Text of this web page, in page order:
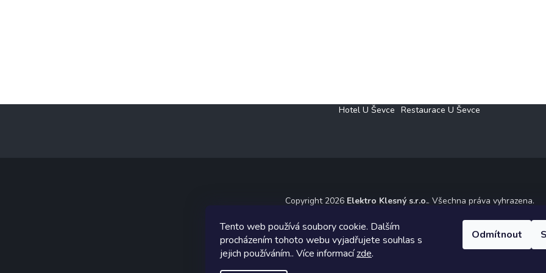
Tento web používá soubory cookie. Dalším
procházením tohoto webu vyjadřujete souhlas s
jejich používáním.. Více informacízde.
Odmítnout
Hotel U Ševce Restaurace U Ševce
Copyright 2026 Elektro Klesný s.r.o.. Všechna práva vyhrazena.
Tomáš Hlad&